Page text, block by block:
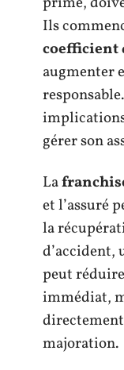
Ils
coefficient
augmenter
gérer son
La
et l’assuré
la
d’accident,
peut
immédiat,
majoration.